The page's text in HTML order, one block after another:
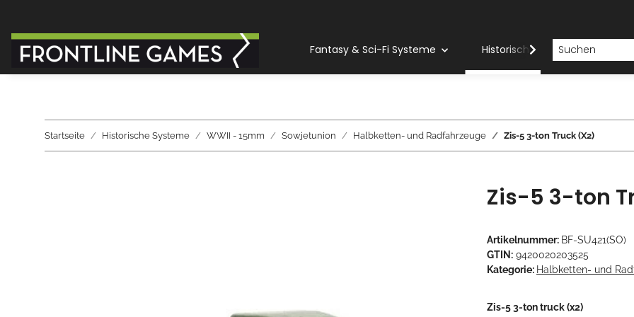
Fantasy & Sci-Fi Systeme Historische Systeme
Startseite Historische Systeme WWII - 15mm Sowjetunion Halbketten- und Radfahrzeuge Zis-5 3-ton Truck (X2)
Zis-5 3-ton
Artikelnummer: BF-SU421(SO)
GTIN: 9420020203525
Kategorie: Halbketten- und
Zis-5 3-ton truck (x2)